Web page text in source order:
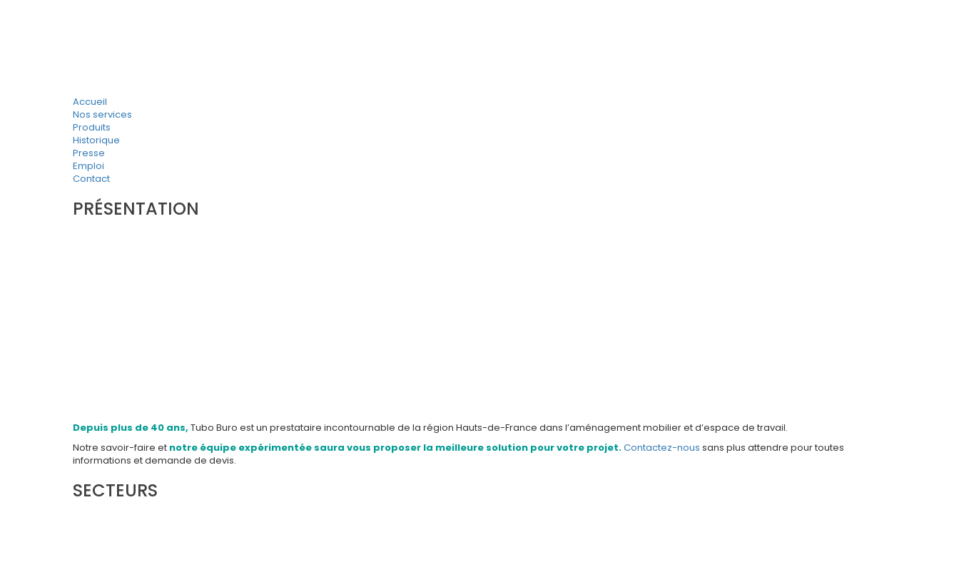
Accueil
Nos services
Produits
Historique
Presse
Emploi
Contact
PRÉSENTATION
Depuis plus de 40 ans, Tubo Buro est un prestataire incontournable de la région Hauts-de-France dans l’aménagement mobilier et d’espace de travail.
Notre savoir-faire et notre équipe expérimentée saura vous proposer la meilleure solution pour votre projet.Contactez-nous sans plus attendre pour toutes
informations et demande de devis.
SECTEURS